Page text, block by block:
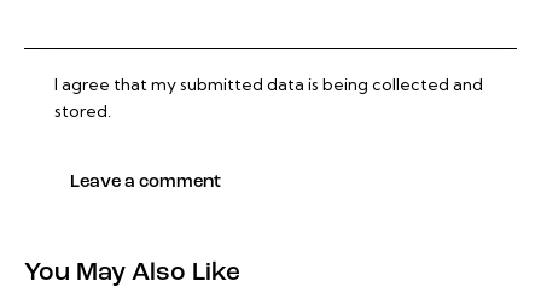
I agree that my submitted data is being collected and
stored.
You May Also Like